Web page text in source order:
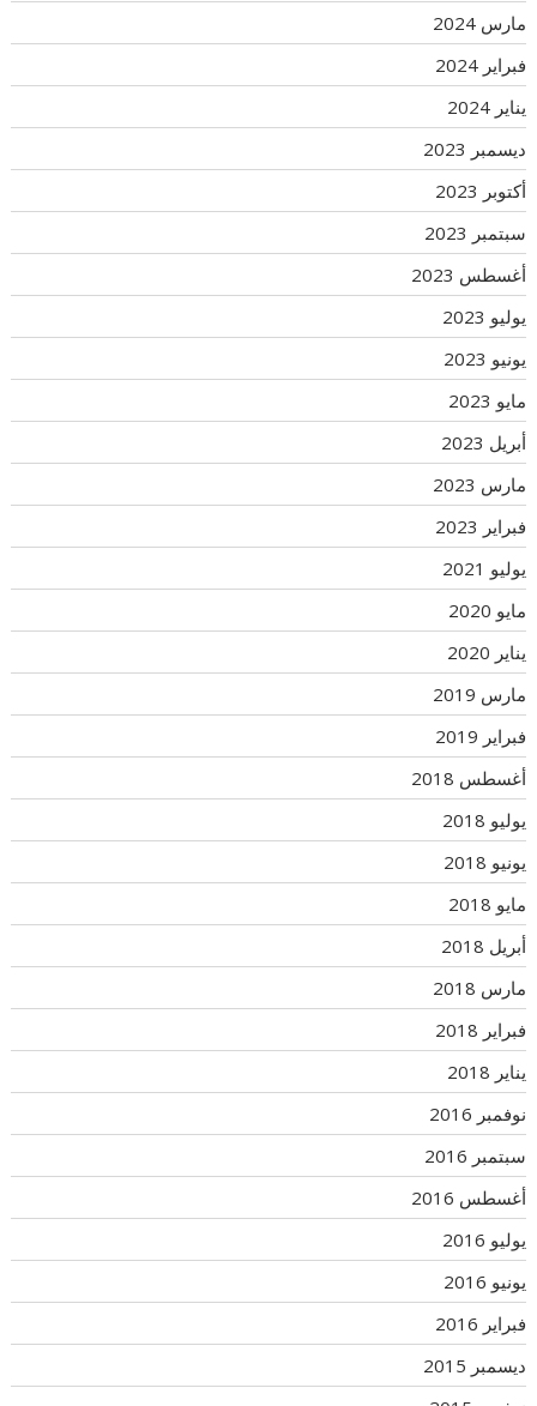
مارس 2024
فبراير 2024
يناير 2024
ديسمبر 2023
أكتوبر 2023
سبتمبر 2023
أغسطس 2023
يوليو 2023
يونيو 2023
مايو 2023
أبريل 2023
مارس 2023
فبراير 2023
يوليو 2021
مايو 2020
يناير 2020
مارس 2019
فبراير 2019
أغسطس 2018
يوليو 2018
يونيو 2018
مايو 2018
أبريل 2018
مارس 2018
فبراير 2018
يناير 2018
نوفمبر 2016
سبتمبر 2016
أغسطس 2016
يوليو 2016
يونيو 2016
فبراير 2016
ديسمبر 2015